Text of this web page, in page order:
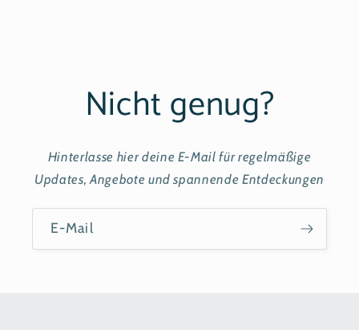
Nicht genug?
Hinterlasse hier deine E-Mail für regelmäßige
Updates, Angebote und spannende Entdeckungen
E-Mail